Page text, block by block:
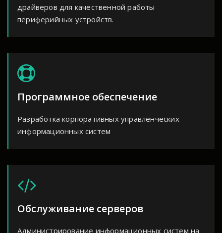
драйверов для качественной работы
периферийных устройств.
Программное обеспечение
Разработка корпоративных управленческих
информационных систем
Обслуживание серверов
Администрирование информационных систем на